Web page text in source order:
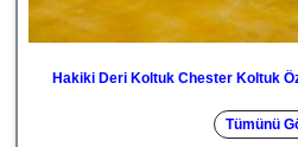
Hakiki Deri Koltuk Chester Koltuk
Tümünü